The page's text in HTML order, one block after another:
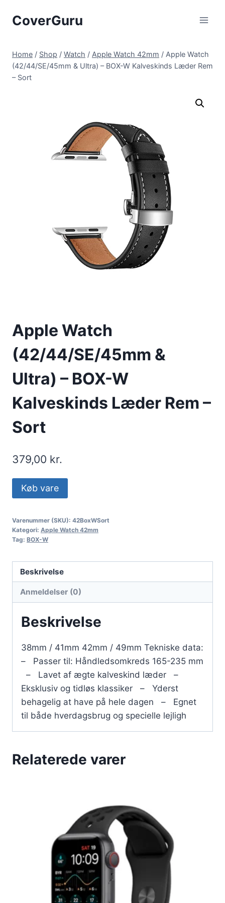
CoverGuru
Home / Shop / Watch / Apple Watch 42mm / Apple Watch
(42/44/SE/45mm & Ultra) – BOX-W Kalveskinds Læder Rem
– Sort
Apple Watch
(42/44/SE/45mm &
Ultra) – BOX-W
Kalveskinds Læder Rem –
Sort
379,00 kr.
Køb vare
Varenummer (SKU): 42BoxWSort
Kategori: Apple Watch 42mm
Tag: BOX-W
Beskrivelse
Anmeldelser (0)
Beskrivelse
38mm / 41mm 42mm / 49mm Tekniske data:
– Passer til: Håndledsomkreds 165-235 mm
– Lavet af ægte kalveskind læder –
Eksklusiv og tidløs klassiker – Yderst
behagelig at have på hele dagen – Egnet
til både hverdagsbrug og specielle lejligh
Relaterede varer